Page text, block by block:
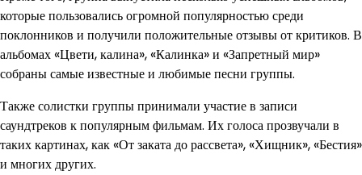
которые пользовались огромной популярностью среди
поклонников и получили положительные отзывы от критиков. В
альбомах «Цвети, калина», «Калинка» и «Запретный мир»
собраны самые известные и любимые песни группы.
Также солистки группы принимали участие в записи
саундтреков к популярным фильмам. Их голоса прозвучали в
таких картинах, как «От заката до рассвета», «Хищник», «Бестия»
и многих других.